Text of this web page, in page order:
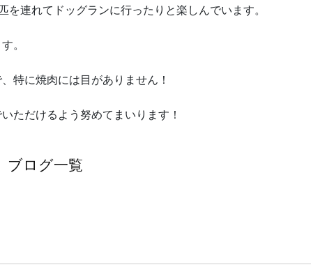
連れてドッグランに行ったりと楽しんでいます。
。
特に焼肉には目がありません！
ただけるよう努めてまいります！
ブログ一覧